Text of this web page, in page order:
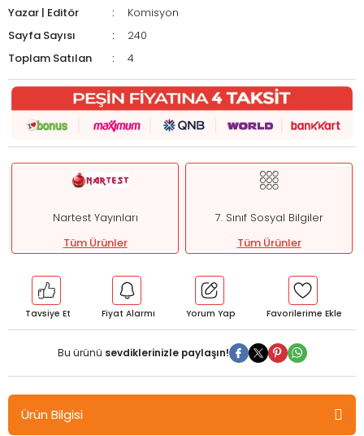
Yazar | Editör
Komisyon
Sayfa Sayısı
240
Toplam Satılan
4
Nartest Yayınları
Tüm Ürünler
7. Sınıf Sosyal Bilgiler
Tüm Ürünler
Tavsiye Et Fiyat Alarmı Yorum Yap
Bu ürünü sevdiklerinizle paylaşın!
Ürün Bilgisi